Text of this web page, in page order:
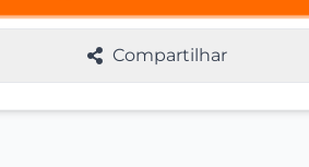
Compartilhar